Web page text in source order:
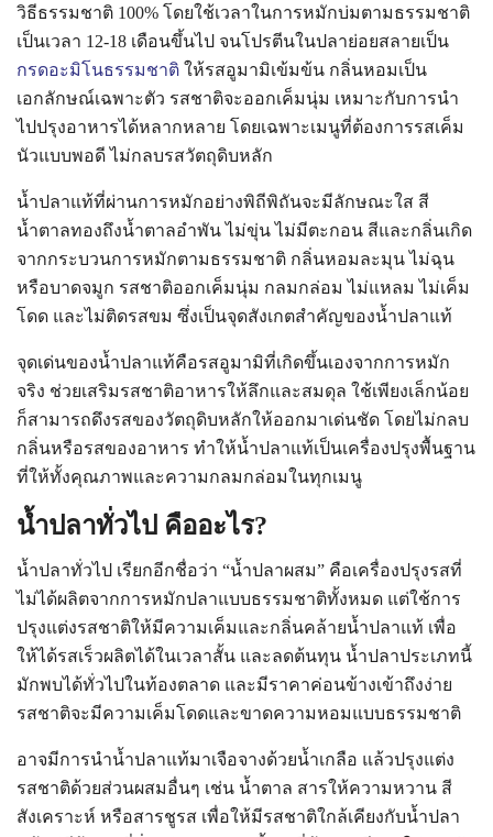
วิธีธรรมชาติ 100% โดยใช้เวลาในการหมักบ่มตามธรรมชาติ
เป็นเวลา 12-18 เดือนขึ้นไป จนโปรตีนในปลาย่อยสลายเป็น
กรดอะมิโนธรรมชาติ ให้รสอูมามิเข้มข้น กลิ่นหอมเป็น
เอกลักษณ์เฉพาะตัว รสชาติจะออกเค็มนุ่ม เหมาะกับการนำ
ไปปรุงอาหารได้หลากหลาย โดยเฉพาะเมนูที่ต้องการรสเค็ม
นัวแบบพอดี ไม่กลบรสวัตถุดิบหลัก
น้ำปลาแท้ที่ผ่านการหมักอย่างพิถีพิถันจะมีลักษณะใส สี
น้ำตาลทองถึงน้ำตาลอำพัน ไม่ขุ่น ไม่มีตะกอน สีและกลิ่นเกิด
จากกระบวนการหมักตามธรรมชาติ กลิ่นหอมละมุน ไม่ฉุน
หรือบาดจมูก รสชาติออกเค็มนุ่ม กลมกล่อม ไม่แหลม ไม่เค็ม
โดด และไม่ติดรสขม ซึ่งเป็นจุดสังเกตสำคัญของน้ำปลาแท้
จุดเด่นของน้ำปลาแท้คือรสอูมามิที่เกิดขึ้นเองจากการหมัก
จริง ช่วยเสริมรสชาติอาหารให้ลึกและสมดุล ใช้เพียงเล็กน้อย
ก็สามารถดึงรสของวัตถุดิบหลักให้ออกมาเด่นชัด โดยไม่กลบ
กลิ่นหรือรสของอาหาร ทำให้น้ำปลาแท้เป็นเครื่องปรุงพื้นฐาน
ที่ให้ทั้งคุณภาพและความกลมกล่อมในทุกเมนู
น้ำปลาทั่วไป คืออะไร?
น้ำปลาทั่วไป เรียกอีกชื่อว่า “น้ำปลาผสม” คือเครื่องปรุงรสที่
ไม่ได้ผลิตจากการหมักปลาแบบธรรมชาติทั้งหมด แต่ใช้การ
ปรุงแต่งรสชาติให้มีความเค็มและกลิ่นคล้ายน้ำปลาแท้ เพื่อ
ให้ได้รสเร็วผลิตได้ในเวลาสั้น และลดต้นทุน น้ำปลาประเภทนี้
มักพบได้ทั่วไปในท้องตลาด และมีราคาค่อนข้างเข้าถึงง่าย
รสชาติจะมีความเค็มโดดและขาดความหอมแบบธรรมชาติ
อาจมีการนำน้ำปลาแท้มาเจือจางด้วยน้ำเกลือ แล้วปรุงแต่ง
รสชาติด้วยส่วนผสมอื่นๆ เช่น น้ำตาล สารให้ความหวาน สี
สังเคราะห์ หรือสารชูรส เพื่อให้มีรสชาติใกล้เคียงกับน้ำปลา